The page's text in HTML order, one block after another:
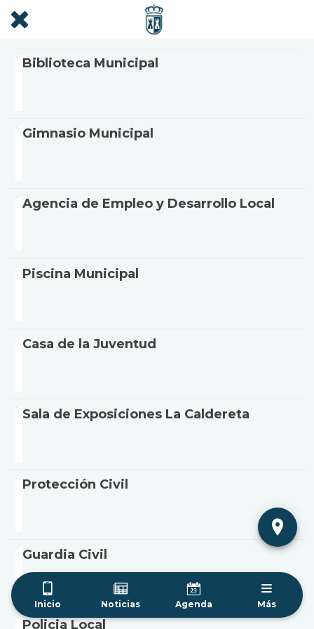
Biblioteca Municipal
Gimnasio Municipal
Agencia de Empleo y Desarrollo Local
Piscina Municipal
Casa de la Juventud
Sala de Exposiciones La Caldereta
Protección Civil
Guardia Civil
Policia Local
Inicio Noticias Agenda Más